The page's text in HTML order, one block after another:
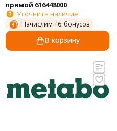
прямой 616448000
Уточнить наличие
Начислим +6 бонусов
В корзину